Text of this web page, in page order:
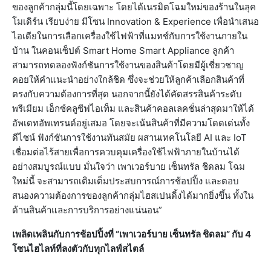
ของลูกค้ากลุ่มนี้โดยเฉพาะ โดยได้เนรมิตโฉมใหม่ของร้านในลุค
โมเดิร์น เรียบง่าย มีโซน Innovation & Experience เพื่อนำเสนอ
ไอเดียในการเลือกเครื่องใช้ไฟฟ้าที่แมทช์กับการใช้งานภายใน
บ้าน ในคอนเซ็ปต์ Smart Home Smart Appliance ลูกค้า
สามารถทดลองฟังก์ชันการใช้งานของสินค้าโดยมีผู้เชี่ยวชาญ
คอยให้คำแนะนำอย่างใกล้ชิด ซึ่งจะช่วยให้ลูกค้าเลือกสินค้าที่
ตรงกับความต้องการที่สุด นอกจากนี้ยังได้คัดสรรสินค้าระดับ
พรีเมียม เอ็กซ์คลูซีฟไอเท็ม และสินค้าคอลเลคชั่นล่าสุดมาให้ได้
อัพเดทอัพเทรนด์อยู่เสมอ โดยจะเน้นสินค้าที่มีความโดดเด่นทั้ง
ดีไซน์ ฟังก์ชันการใช้งานทันสมัย ผสานเทคโนโลยี AI และ IoT
เชื่อมต่อไร้สายเพื่อการควบคุมเครื่องใช้ไฟฟ้าภายในบ้านได้
อย่างสมบูรณ์แบบ มั่นใจว่า เพาเวอร์บาย เซ็นทรัล ชิดลม โฉม
ใหม่นี้ จะสามารถเติมเต็มประสบการณ์การช้อปปิ้ง และตอบ
สนองความต้องการของลูกค้ากลุ่มไฮสเปนดิ้งได้มากยิ่งขึ้น ทั้งใน
ด้านสินค้าและการบริการอย่างแน่นอน”
เพลิดเพลินกับการช้อปปิ้งที่“เพาเวอร์บาย เซ็นทรัล ชิดลม” กับ 4
โซนไฮไลท์ที่ลงตัวกับทุกไลฟ์สไตล์